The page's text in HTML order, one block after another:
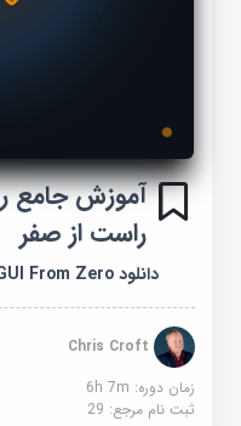
راست از صفر
دانلود Rust GUI From Zero
Chris Croft
زمان دوره: 6h 7m
ثبت نام مرجع:29